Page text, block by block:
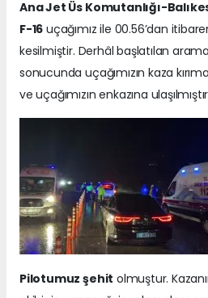
Ana Jet Üs Komutanlığı-
F-16 uçağımız ile 00.56’dan
kesilmiştir. Derhâl başlatılan
sonucunda uçağımızın kaza
ve uçağımızın enkazına
Pilotumuz şehit olmuştur.